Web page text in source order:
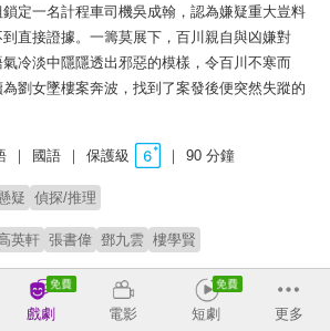
定一名計程車司機吳成翰，認為嫌疑重大豈料
直接證據。一籌莫展下，百川親自與凶嫌對
冷淡中隱隱透出邪惡的模樣，令百川不寒而
劉女墜樓案奔波，找到了案發後便突然失蹤的
國語 保護級 90 分鐘
疑 偵探/推理
英軒 張書偉 鄧九雲 樓學賢
收回
戲劇 電影 短劇 更多